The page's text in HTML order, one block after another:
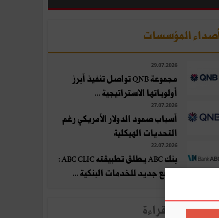
المؤسسات
29.07.2026
مجموعة QNB تواصل تنفيذ أبرز
أولوياتها الاستراتيجية ...
27.07.2026
أسباب صمود الدولار الأمريكي رغم
التحديات الهيكلية
22.07.2026
بنك ABC يطلق تطبيقته ABC CLIC :
مرجع جديد للخدمات البنكية ...
الأكثر قراءة